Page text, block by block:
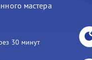
мастера
30 минут